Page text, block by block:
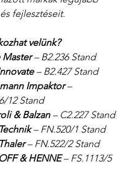
fejlesztéseit.
velünk?
Master – B2.236 Stand
– B2.427 Stand
Impaktor –
12 Stand
& Balzan – C2.227 Stand
– FN.520/1 Stand
– FN.522/2 Stand
& HENNE – FS.1113/5